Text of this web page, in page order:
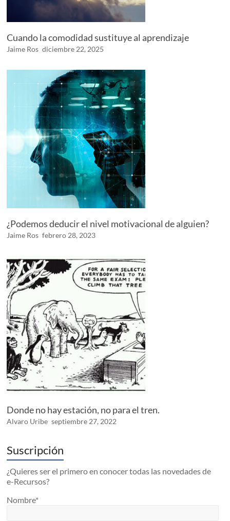
Cuando la comodidad sustituye al aprendizaje
Jaime Ros diciembre 22, 2025
¿Podemos deducir el nivel motivacional de alguien?
Jaime Ros febrero 28, 2023
Donde no hay estación, no para el tren.
Alvaro Uribe septiembre 27, 2022
Suscripción
¿Quieres ser el primero en conocer todas las novedades de
e-Recursos?
Nombre*